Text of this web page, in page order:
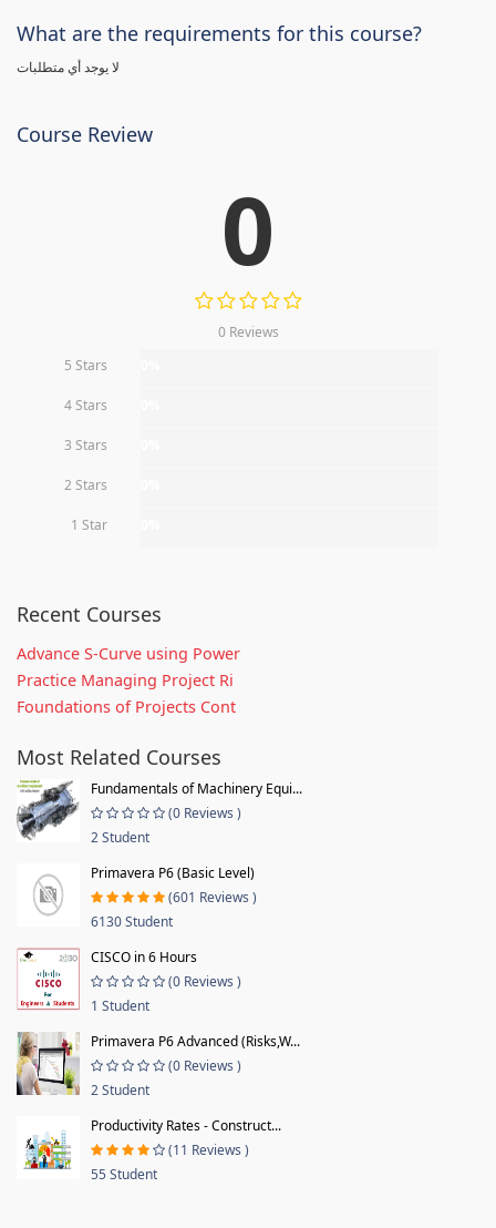
What are the requirements for this course?
لا يوجد أي متطلبات
Course Review
0
0 Reviews
5 Stars
4 Stars
3 Stars
2 Stars
1 Star
Recent Courses
Advance S-Curve using Power
Practice Managing Project Ri
Foundations of Projects Cont
Most Related Courses
Fundamentals of Machinery Equi...
(0 Reviews )
2 Student
Primavera P6 (Basic Level)
(601 Reviews )
6130 Student
CISCO in 6 Hours
(0 Reviews )
1 Student
Primavera P6 Advanced (Risks,W...
(0 Reviews )
2 Student
Productivity Rates - Construct...
(11 Reviews )
55 Student